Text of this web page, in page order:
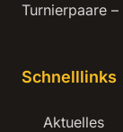
Turnierpaare
Schnelllinks
Aktuelles